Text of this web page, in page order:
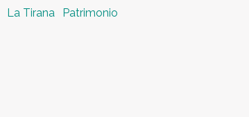
La Tirana Patrimonio